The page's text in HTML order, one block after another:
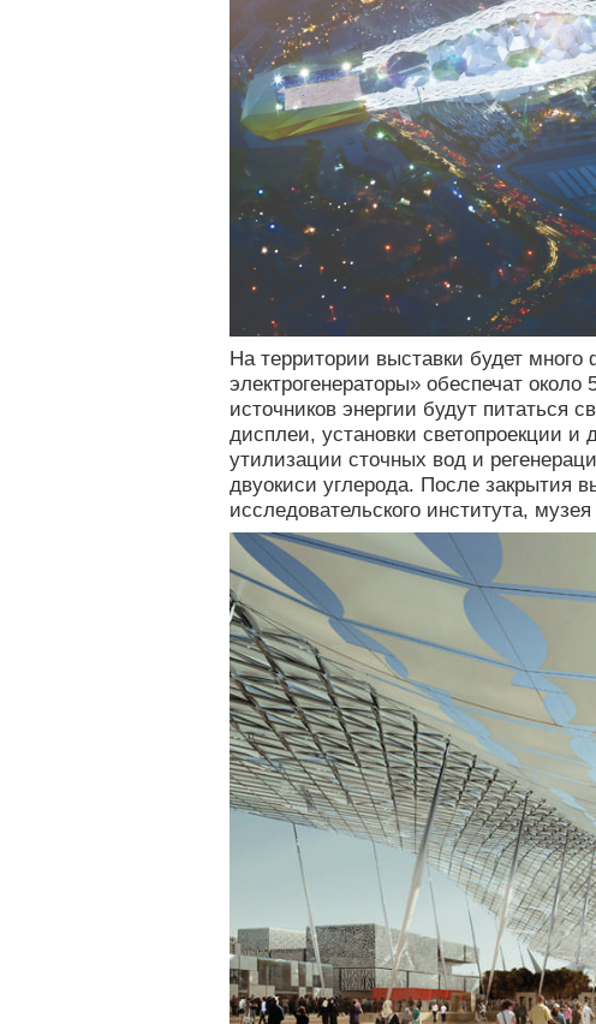
На территории выставки будет
электрогенераторы» обеспечат
источников энергии будут питаться
дисплеи, установки светопроекции и
утилизации сточных вод и
двуокиси углерода. После закрытия
исследовательского института,